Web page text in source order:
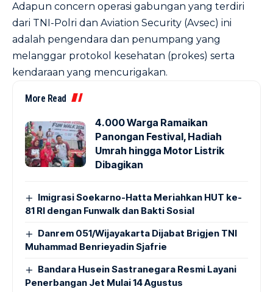
Adapun concern operasi gabungan yang terdiri
dari TNI-Polri dan Aviation Security (Avsec) ini
adalah pengendara dan penumpang yang
melanggar protokol kesehatan (prokes) serta
kendaraan yang mencurigakan.
More Read
4.000 Warga Ramaikan
Panongan Festival, Hadiah
Umrah hingga Motor Listrik
Dibagikan
Imigrasi Soekarno-Hatta Meriahkan HUT ke-
81 RI dengan Funwalk dan Bakti Sosial
Danrem 051/Wijayakarta Dijabat Brigjen TNI
Muhammad Benrieyadin Sjafrie
Bandara Husein Sastranegara Resmi Layani
Penerbangan Jet Mulai 14 Agustus